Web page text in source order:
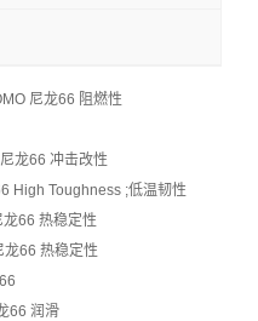
尼龙66 阻燃性
龙66 冲击改性
High Toughness ;低温韧性
龙66 热稳定性
龙66 热稳定性
66 润滑